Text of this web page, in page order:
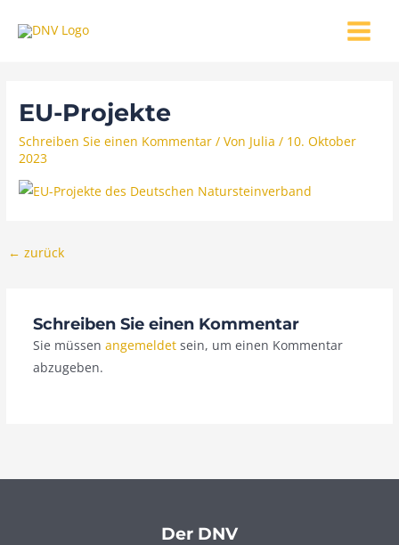
Inhalt
MENU
EU-Projekte
Schreiben Sie einen Kommentar / Von Julia/ 10. Oktober
2023
← zurück
Schreiben Sie einen Kommentar
Sie müssen angemeldetsein, um einen Kommentar
abzugeben.
Der DNV